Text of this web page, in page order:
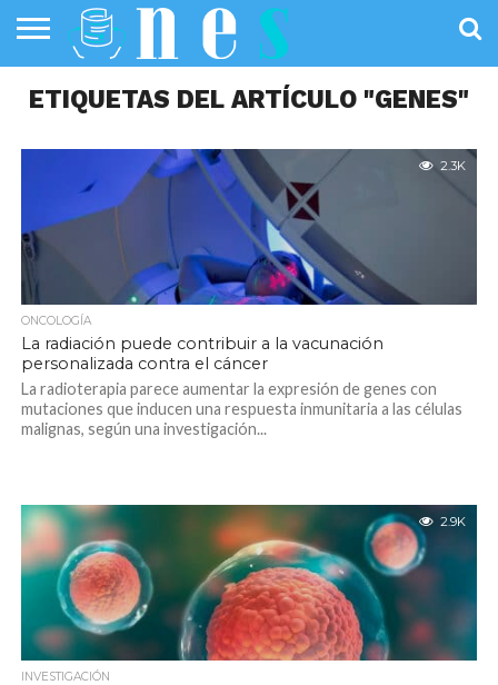
PÚBLICA
SANIDAD
INVESTIGACIÓN
ENTREVISTAS
PROFESIONALES
DE LA SALUD
INFOGRAFÍAS
DE SALUD
OPINIÓN
ETIQUETAS DEL ARTÍCULO "GENES"
2.3K
ONCOLOGÍA
La radiación puede contribuir a la vacunación
personalizada contra el cáncer
La radioterapia parece aumentar la expresión de genes con
mutaciones que inducen una respuesta inmunitaria a las células
malignas, según una investigación...
2.9K
INVESTIGACIÓN